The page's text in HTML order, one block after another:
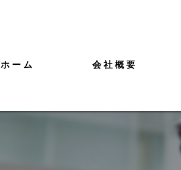
ホーム 会社概要